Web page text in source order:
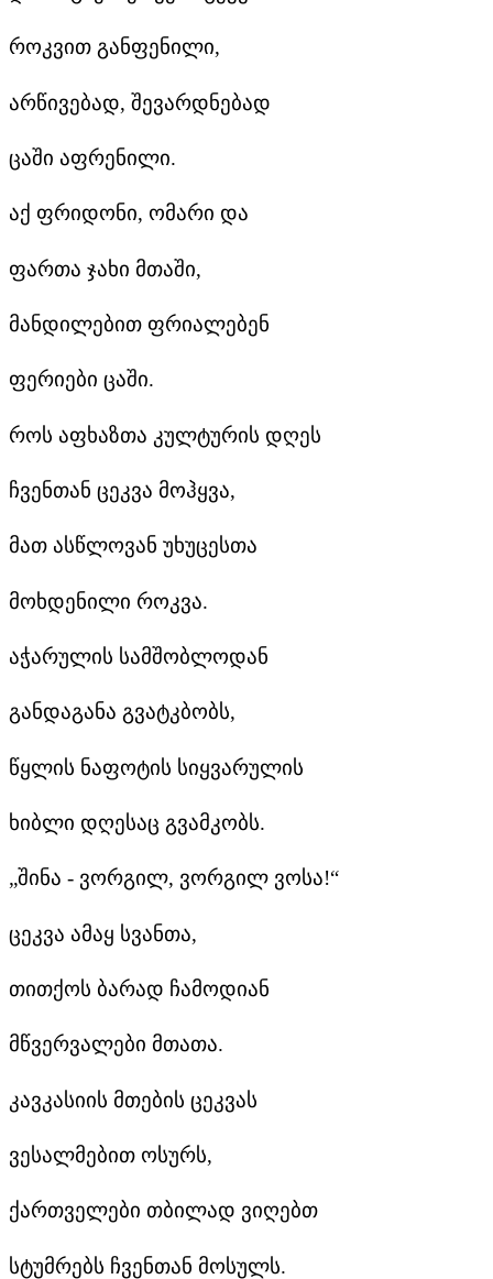
როკვით განფენილი,
არწივებად, შევარდნებად
ცაში აფრენილი.
აქ ფრიდონი, ომარი და
ფართა ჯახი მთაში,
მანდილებით ფრიალებენ
ფერიები ცაში.
როს აფხაზთა კულტურის დღეს
ჩვენთან ცეკვა მოჰყვა,
მათ ასწლოვან უხუცესთა
მოხდენილი როკვა.
აჭარულის სამშობლოდან
განდაგანა გვატკბობს,
წყლის ნაფოტის სიყვარულის
ხიბლი დღესაც გვამკობს.
„შინა - ვორგილ, ვორგილ ვოსა!“
ცეკვა ამაყ სვანთა,
თითქოს ბარად ჩამოდიან
მწვერვალები მთათა.
კავკასიის მთების ცეკვას
ვესალმებით ოსურს,
ქართველები თბილად ვიღებთ
სტუმრებს ჩვენთან მოსულს.